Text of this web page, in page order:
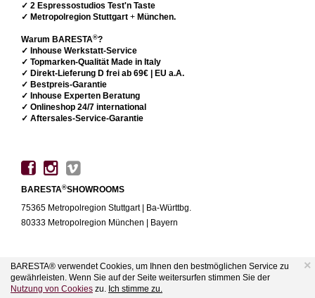
BARESTA® verwendet Cookies, um Ihnen den bestmöglichen Service zu
gewährleisten. Wenn Sie auf der Seite weitersurfen stimmen Sie der
Nutzung von Cookies zu. Ich stimme zu.
×
✓ 2 Espressostudios Test'n Taste
✓ Metropolregion Stuttgart + München.
Warum BARESTA®?
✓ Inhouse Werkstatt-Service
✓ Topmarken-Qualität Made in Italy
✓ Direkt-Lieferung D frei ab 69€ | EU a.A.
✓ Bestpreis-Garantie
✓ Inhouse Experten Beratung
✓ Onlineshop 24/7 international
✓ Aftersales-Service-Garantie
BARESTA®SHOWROOMS
75365 Metropolregion Stuttgart | Ba-Württbg.
80333 Metropolregion München | Bayern
CAFFÈ
MASCHINEN